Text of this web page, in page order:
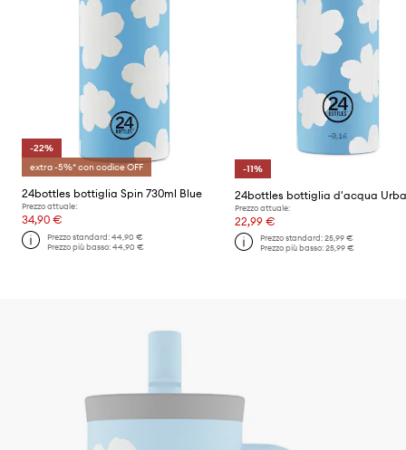
-22%
extra -5%* con codice OFF
24bottles bottiglia Spin 730ml Blue
Prezzo attuale:
34,90 €
Prezzo standard:44,90 €
Prezzo più basso:44,90 €
-11%
Prezzo attuale:
22,99 €
Prezzo standard: 25,99 €
Prezzo più basso: 25,99 €